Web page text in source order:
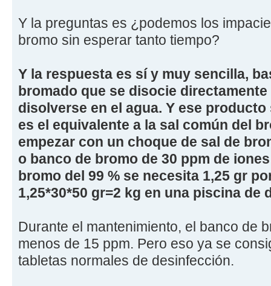
Y la preguntas es ¿podemos los
bromo sin esperar tanto tiempo?
Y la respuesta es sí y muy sencilla,
bromado que se disocie
disolverse en el agua. Y ese
es el equivalente a la sal común del
empezar con un choque de sal de
o banco de bromo de 30 ppm de
bromo del 99 % se necesita 1,25 gr
1,25*30*50 gr=2 kg en una piscina de
Durante el mantenimiento, el banco de
menos de 15 ppm. Pero eso ya se
tabletas normales de desinfección.